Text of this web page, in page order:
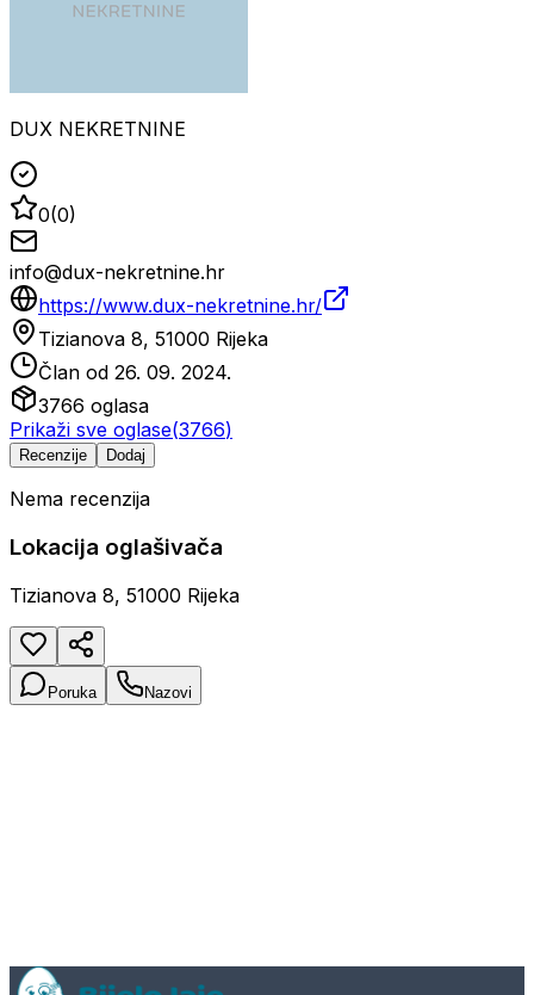
DUX NEKRETNINE
0(0)
info@dux-nekretnine.hr
https://www.dux-nekretnine.hr/
Tizianova 8, 51000 Rijeka
Član od 26. 09. 2024.
3766 oglasa
Prikaži sve oglase(3766)
Recenzije Dodaj
Nema recenzija
Lokacija oglašivača
Tizianova 8, 51000 Rijeka
Poruka Nazovi